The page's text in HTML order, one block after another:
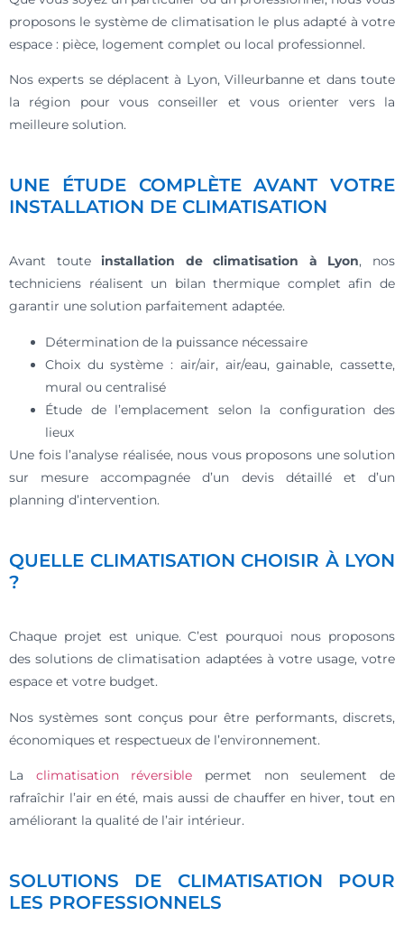
proposons le système de climatisation le plus adapté à votre
espace : pièce, logement complet ou local professionnel.
Nos experts se déplacent à Lyon, Villeurbanne et dans toute
la région pour vous conseiller et vous orienter vers la
meilleure solution.
UNE ÉTUDE COMPLÈTE AVANT VOTRE
INSTALLATION DE CLIMATISATION
Avant touteinstallation de climatisation à Lyon, nos
techniciens réalisent un bilan thermique complet afin de
garantir une solution parfaitement adaptée.
Détermination de la puissance nécessaire
Choix du système : air/air, air/eau, gainable, cassette,
mural ou centralisé
Étude de l’emplacement selon la configuration des
lieux
Une fois l’analyse réalisée, nous vous proposons une solution
sur mesure accompagnée d’un devis détaillé et d’un
planning d’intervention.
QUELLE CLIMATISATION CHOISIR À LYON
?
Chaque projet est unique. C’est pourquoi nous proposons
des solutions de climatisation adaptées à votre usage, votre
espace et votre budget.
Nos systèmes sont conçus pour être performants, discrets,
économiques et respectueux de l’environnement.
La climatisation réversible permet non seulement de
rafraîchir l’air en été, mais aussi de chauffer en hiver, tout en
améliorant la qualité de l’air intérieur.
SOLUTIONS DE CLIMATISATION POUR
LES PROFESSIONNELS